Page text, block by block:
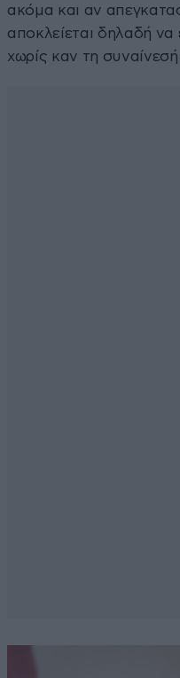
ακόμα και αν
αποκλείεται δηλαδή
χωρίς καν τη